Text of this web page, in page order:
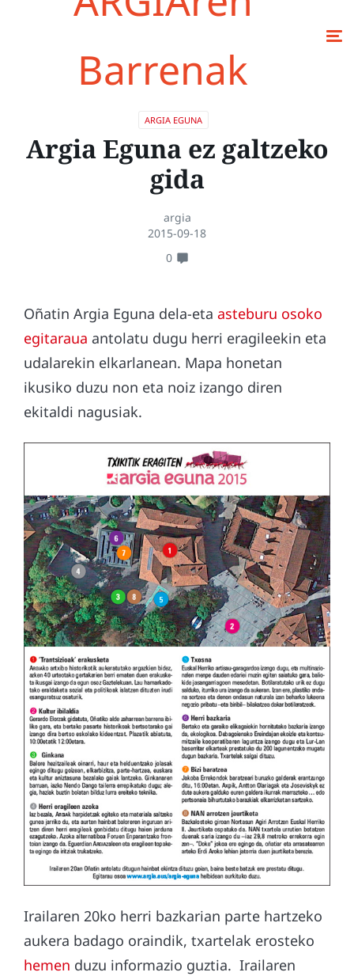
Barrenak
ARGIA EGUNA
Argia Eguna ez galtzeko
gida
argia
2015-09-18
0
Oñatin Argia Eguna dela-eta asteburu osoko
egitaraua antolatu dugu herri eragileekin eta
udalarekin elkarlanean. Mapa honetan
ikusiko duzu non eta noiz izango diren
ekitaldi nagusiak.
Irailaren 20ko herri bazkarian parte hartzeko
aukera badago oraindik, txartelak erosteko
hemen duzu informazio guztia. Irailaren